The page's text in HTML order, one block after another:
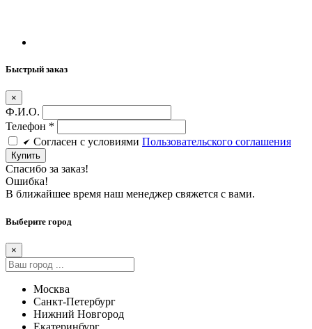
Быстрый заказ
×
Ф.И.О.
Телефон *
Cогласен c условиями Пользовательского соглашения
Купить
Спасибо за заказ!
Ошибка!
В ближайшее время наш менеджер свяжется с вами.
Выберите город
×
Москва
Санкт-Петербург
Нижний Новгород
Екатеринбург